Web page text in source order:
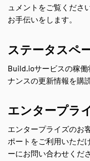
ュメントをご覧くださ
お手伝いをします。
ステータスペ
Build.ioサービスの稼
ナンスの更新情報を購
エンタープラ
エンタープライズのお
ポートをご利用いただ
ーにお問い合わせくださ